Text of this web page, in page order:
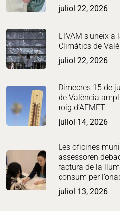
juliol 22, 2026
L’IVAM s’uneix
Climàtics de
juliol 22, 2026
Dimecres 15 de
de València
roig d’AEMET
juliol 14, 2026
Les oficines
assessoren
factura de la
consum per
juliol 13, 2026